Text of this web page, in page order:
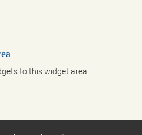
to this widget area.